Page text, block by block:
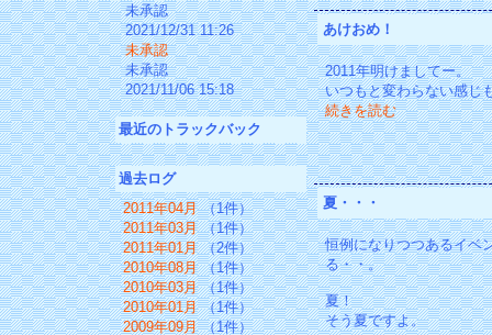
あけおめ！
2011年明けましてー。
いつもと変わらない感じ
続きを読む
夏・・・
恒例になりつつあるイベ
る・・。
夏！
そう夏ですよ。
未承認
2021/12/31 11:26
未承認
未承認
2021/11/06 15:18
最近のトラックバック
過去ログ
2011年04月（1件）
2011年03月（1件）
2011年01月（2件）
2010年08月（1件）
2010年03月（1件）
2010年01月（1件）
2009年09月（1件）